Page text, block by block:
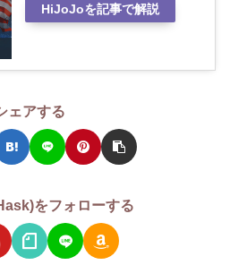
HiJoJoを記事で解説
ェアする
をフォローする